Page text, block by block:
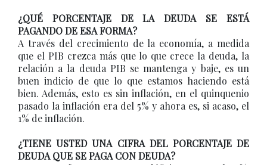
¿QUÉ PORCENTAJE DE LA DEUDA SE ESTÁ
PAGANDO DE ESA FORMA?
A través del crecimiento de la economía, a medida
que el PIB crezca más que lo que crece la deuda, la
relación a la deuda PIB se mantenga y baje, es un
buen indicio de que lo que estamos haciendo está
bien. Además, esto es sin inflación, en el quinquenio
pasado la inflación era del 5% y ahora es, si acaso, el
1% de inflación.
¿TIENE USTED UNA CIFRA DEL PORCENTAJE DE
DEUDA QUE SE PAGA CON DEUDA?